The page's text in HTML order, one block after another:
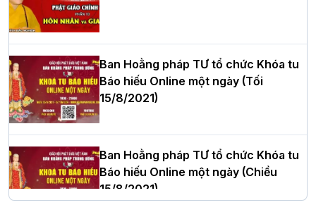
Hòa thượng Thích Quảng Tùng tái đắc
cử Trưởng BTS GHPGVN thành phố Hải
Phòng nhiệm kỳ 2026 – 2031
Thượng tọa Thích Tâm Chính được suy
cử tân Trưởng ban Trị sự GHPGVN tỉnh
Hà Nội: Tăng Ni Trường hạ Bồ Đề trang
Ban Hoằng pháp TƯ tổ chức Khóa tu
Báo hiếu Online một ngày (Tối
15/8/2021)
Ban Hoằng pháp TƯ tổ chức Khóa tu
Báo hiếu Online một ngày (Chiều
15/8/2021)